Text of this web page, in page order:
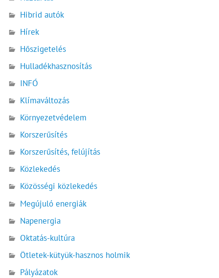
Hibrid autók
Hírek
Hőszigetelés
Hulladékhasznosítás
INFÓ
Klímaváltozás
Környezetvédelem
Korszerűsítés
Korszerűsítés, felújítás
Közlekedés
Közösségi közlekedés
Megújuló energiák
Napenergia
Oktatás-kultúra
Ötletek-kütyük-hasznos holmik
Pályázatok